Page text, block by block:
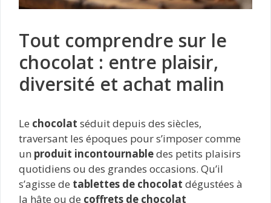
Tout comprendre sur le
chocolat : entre plaisir,
diversité et achat malin
Le chocolat séduit depuis des siècles,
traversant les époques pour s’imposer comme
un produit incontournabledes petits plaisirs
quotidiens ou des grandes occasions. Qu’il
s’agisse de tablettes de chocolat dégustées à
la hâte ou de coffrets de chocolat